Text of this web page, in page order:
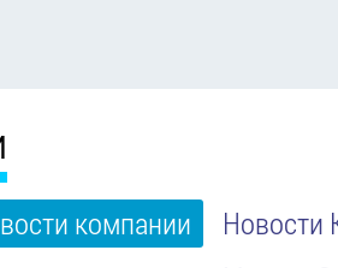
компании
Новости